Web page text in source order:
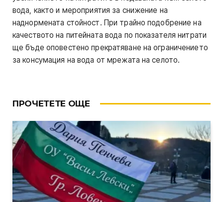
вода, както и мероприятия за снижение на
наднормената стойност. При трайно подобрение на
качеството на питейната вода по показателя нитрати
ще бъде оповестено прекратяване на ограничението
за консумация на вода от мрежата на селото.
ПРОЧЕТЕТЕ ОЩЕ